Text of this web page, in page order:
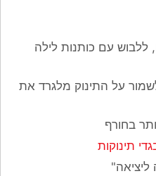
ללבוש עם כותנות לילה
לשמור על התינוק מלגרד את
תינוקות